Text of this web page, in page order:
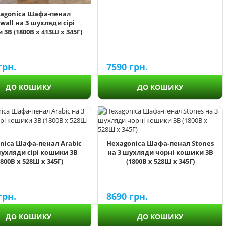
Шафа-пенал
на 3 шухляди сірі
(1800В х 413Ш х 345Г)
ДО КОШИКУ
7590 грн.
ДО КОШИКУ
Шафа-пенал Arabic
сірі кошики 3В
х 528Ш х 345Г)
ДО КОШИКУ
Hexagonica Шафа-пенал Stones
на 3 шухляди чорні кошики 3В
(1800В х 528Ш х 345Г)
8690 грн.
ДО КОШИКУ